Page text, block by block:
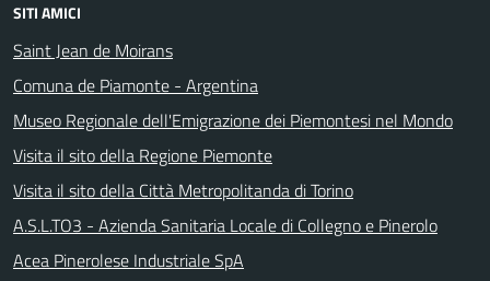
SITI AMICI
Saint Jean de Moirans
Comuna de Piamonte - Argentina
Museo Regionale dell'Emigrazione dei Piemontesi nel Mondo
Visita il sito della Regione Piemonte
Visita il sito della Città Metropolitanda di Torino
A.S.L.TO3 - Azienda Sanitaria Locale di Collegno e Pinerolo
Acea Pinerolese Industriale SpA